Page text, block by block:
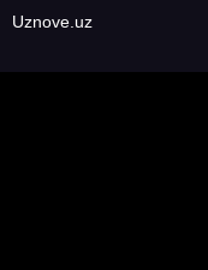
Uznove.uz